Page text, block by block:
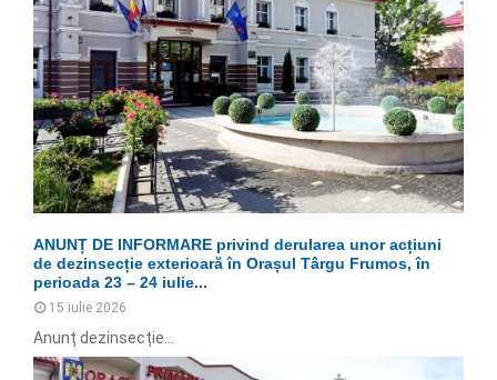
ANUNȚ DE INFORMARE privind derularea unor acțiuni
de dezinsecție exterioară în Orașul Târgu Frumos, în
perioada 23 – 24 iulie...
15 iulie 2026
Anunț dezinsecție...